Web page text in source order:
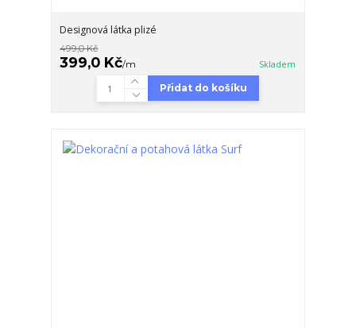
Designová látka plizé
499,0 Kč
399,0 Kč/m Skladem
Přidat do košíku